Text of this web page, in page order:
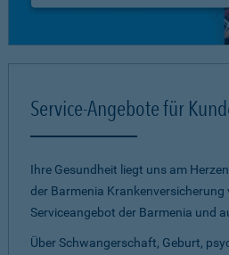
Service-Angebote für
Ihre Gesundheit liegt uns am
der Barmenia Krankenversicherung
Serviceangebot der Barmenia und
Über Schwangerschaft, Geburt,